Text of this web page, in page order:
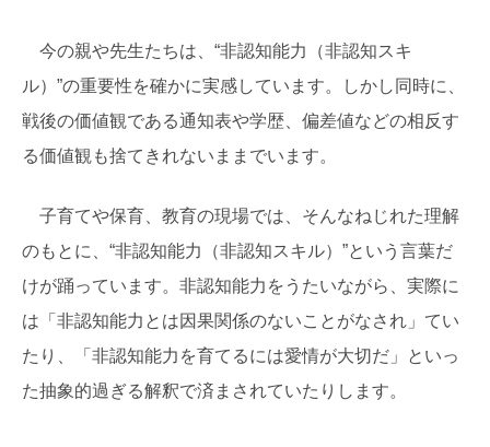
今の親や先生たちは、“非認知能力（非認知スキ
ル）”の重要性を確かに実感しています。しかし同時に、
戦後の価値観である通知表や学歴、偏差値などの相反す
る価値観も捨てきれないままでいます。
子育てや保育、教育の現場では、そんなねじれた理解
のもとに、“非認知能力（非認知スキル）”という言葉だ
けが踊っています。非認知能力をうたいながら、実際に
は「非認知能力とは因果関係のないことがなされ」てい
たり、「非認知能力を育てるには愛情が大切だ」といっ
た抽象的過ぎる解釈で済まされていたりします。